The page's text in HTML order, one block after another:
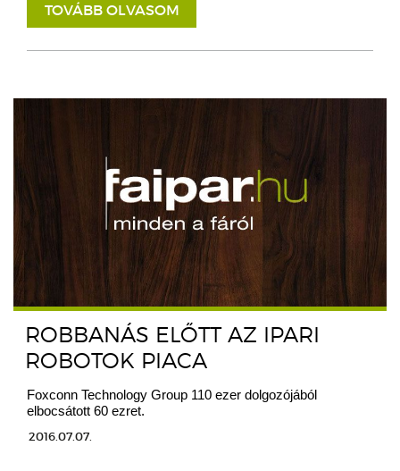
TOVÁBB OLVASOM
ROBBANÁS ELŐTT AZ IPARI
ROBOTOK PIACA
Foxconn Technology Group 110 ezer dolgozójából
elbocsátott 60 ezret.
2016.07.07.